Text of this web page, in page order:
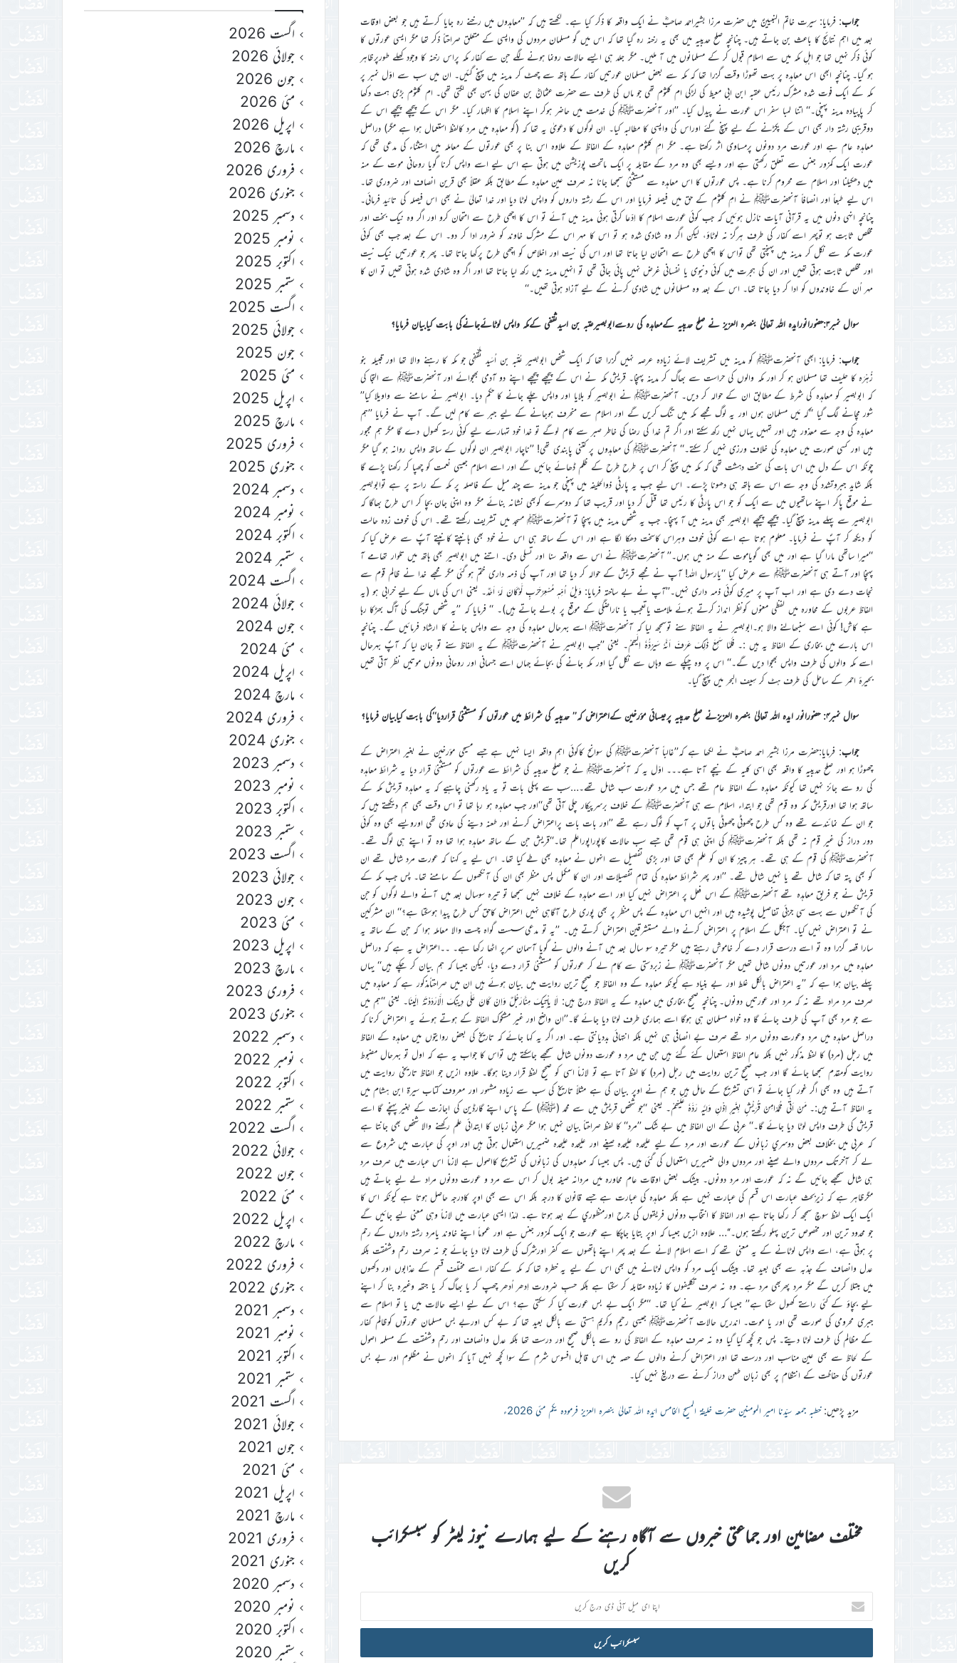
جواب: فرمایا: سیرت خاتم النبیینؐ میں حضرت مرزا بشیراحمد صاحبؓ نے ایک واقعہ کا ذکر کیا ہے۔ لکھتے ہیں کہ ’’معاہدوں میں رخنے رہ جایا کرتے ہیں جو بعض اوقات
بعد میں اہم نتائج کا باعث بن جاتے ہیں۔ چنانچہ صلح حدیبیہ میں بھی یہ رخنہ رہ گیا تھا کہ اس میں گو مسلمان مردوں کی واپسی کے متعلق صراحتاً ذکر تھا مگر ایسی عورتوں کا
کوئی ذکر نہیں تھا جو اہلِ مکہ میں سے اسلام قبول کر کے مسلمانوں میں آ ملیں۔ مگر جلد ہی ایسے حالات رونما ہونے لگے جن سے کفار مکہ پراس رخنہ کا وجود کھلے طورپرظاہر
ہو گیا۔ چنانچہ ابھی اس معاہدہ پر بہت تھوڑا وقت گزرا تھا کہ مکہ سے بعض مسلمان عورتیں کفار کے ہاتھ سے چھٹ کر مدینہ میں پہنچ گئیں۔ ان میں سب سے اوّل نمبر پر
مکہ کے ایک فوت شدہ مشرک رئیس عقبہ ابن ابی معیط کی لڑکی ام کلثوم تھی جو ماں کی طرف سے حضرت عثمانؓ بن عفان کی بہن بھی لگتی تھی۔ ام کلثوم بڑی ہمت دکھا
کر پاپیادہ مدینہ پہنچی۔‘‘ اتنا لمبا سفر اس عورت نے پیدل کیا۔ ’’اور آنحضرتﷺ کی خدمت میں حاضر ہوکر اپنے اسلام کا اظہار کیا۔ مگر اس کے پیچھے پیچھے اس کے
دوقریبی رشتہ دار بھی اس کے پکڑنے کے لیے پہنچ گئے اوراس کی واپسی کا مطالبہ کیا۔ ان لوگوں کا دعویٰ یہ تھا کہ (گو معاہدہ میں مرد کالفظ استعمال ہوا ہے مگر) دراصل
معاہدہ عام ہے اور عورت مرد دونوں پرمساوی اثر رکھتا ہے۔ مگر امِ کلثوم معاہدہ کے الفاظ کے علاوہ اس بنا پر بھی عورتوں کے معاملہ میں استثناء کی مدعی تھی کہ
عورت ایک کمزور جنس سے تعلق رکھتی ہے اور ویسے بھی وہ مرد کے مقابلہ پر ایک ماتحت پوزیشن میں ہوتی ہے اس لیے اسے واپس کرنا گویا روحانی موت کے منہ
میں دھکیلنا اور اسلام سے محروم کرنا ہے۔ پس عورتوں کا اس معاہدہ سے مستثنیٰ سمجھا جانا نہ صرف عین معاہدہ کے مطابق بلکہ عقلاً بھی قرین انصاف اور ضروری تھا۔
اس لیے طبعاً اور انصافاً آنحضرتﷺ نے امِ کلثوم کے حق میں فیصلہ فرمایا اور اس کے رشتہ داروں کو واپس لوٹا دیا اور خدا تعالیٰ نے بھی اس فیصلہ کی تائید فرمائی۔
چنانچہ انہی دنوں میں یہ قرآنی آیات نازل ہوئیں کہ جب کوئی عورت اسلام کا اِدّعا کرتی ہوئی مدینہ میں آئے تو اس کا اچھی طرح سے امتحان کرو اور اگر وہ نیک بخت اور
مخلص ثابت ہو توپھر اسے کفار کی طرف ہرگز نہ لوٹاؤ، لیکن اگر وہ شادی شدہ ہو تو اس کا مہر اس کے مشرک خاوند کو ضرور ادا کر دو۔ اس کے بعد جب بھی کوئی
عورت مکہ سے نکل کر مدینہ میں پہنچتی تھی تواس کا اچھی طرح سے امتحان لیا جاتا تھا اور اس کی نیت اور اخلاص کو اچھی طرح پرکھا جاتا تھا۔ پھر جو عورتیں نیک نیت
اور مخلص ثابت ہوتی تھیں اور ان کی ہجرت میں کوئی دنیوی یا نفسانی غرض نہیں پائی جاتی تھی تو انہیں مدینہ میں رکھ لیا جاتا تھا اور اگر وہ شادی شدہ ہوتی تھیں تو ان کا
مہر اُن کے خاوندوں کو ادا کر دیا جاتا تھا۔ اس کے بعد وہ مسلمانوں میں شادی کرنے کے لیے آزاد ہوتی تھیں۔‘‘
سوال نمبر۳:حضورانورایدہ اللہ تعالیٰ بنصرہ العزیز نے صلح حدیبیہ کےمعاہدہ کی روسےابوبصیرعتبہ بن اسیدثقفی کےمکہ واپس لوٹائےجانےکی بابت کیابیان فرمایا؟
جواب: فرمایا: ابھی آنحضرتﷺ کو مدینہ میں تشریف لائے زیادہ عرصہ نہیں گزرا تھا کہ ایک شخص ابوبصیر عُتْبہ بن اُسَید ثَقْفِی جو مکہ کا رہنے والا تھا اور قبیلہ بنو
زُہْرَہ کا حلیف تھا مسلمان ہو کر اور مکہ والوں کی حراست سے بھاگ کر مدینہ پہنچا۔ قریش مکہ نے اس کے پیچھے پیچھے اپنے دو آدمی بھجوائے اور آنحضرتﷺ سے التجا کی
کہ ابوبصیر کو معاہدہ کی شرط کے مطابق ان کے حوالہ کر دیں۔ آنحضرتﷺ نے ابوبصیر کو بلایا اور واپس چلے جانے کا حکم دیا۔ ابوبصیر نے سامنے سے واویلا کیا’’
شور مچانے لگ گیا ‘‘کہ مَیں مسلمان ہوں اور یہ لوگ مجھے مکہ میں تنگ کریں گے اور اسلام سے منحرف ہوجانے کے لیے جبر سے کام لیں گے۔ آپ نے فرمایا ’’ہم
معاہدہ کی وجہ سے معذور ہیں اور تمہیں یہاں نہیں رکھ سکتے اور اگر تم خدا کی رضا کی خاطر صبر سے کام لوگے تو خدا خود تمہارے لیے کوئی رستہ کھول دے گا مگر ہم مجبور
ہیں اور کسی صورت میں معاہدہ کی خلاف ورزی نہیں کر سکتے۔‘‘ آنحضرتﷺ کی معاہدوں پر کتنی پابندی تھی! ’’ناچار ابوبصیر ان لوگوں کے ساتھ واپس روانہ ہو گیا مگر
چونکہ اس کے دل میں اس بات کی سخت دہشت تھی کہ مکہ میں پہنچ کر اس پر طرح طرح کے ظلم ڈھائے جائیں گے اور اسے اسلام جیسی نعمت کو چھپا کر رکھنا پڑے گا
بلکہ شاید جبروتشدد کی وجہ سے اس سے ہاتھ ہی دھونا پڑے۔ اس لیے جب یہ پارٹی ذوالحلیفہ میں پہنچی جو مدینہ سے چند میل کے فاصلہ پر مکہ کے راستہ پر ہے توابوبصیر
نے موقع پاکر اپنے ساتھیوں میں سے ایک کو جو اس پارٹی کا رئیس تھا قتل کر دیا اور قریب تھا کہ دوسرے کوبھی نشانہ بنائے مگر وہ اپنی جان بچا کر اس طرح بھاگا کہ
ابوبصیر سے پہلے مدینہ پہنچ گیا۔ پیچھے پیچھے ابوبصیر بھی مدینہ میں آ پہنچا۔ جب یہ شخص مدینہ میں پہنچا تو آنحضرتﷺ مسجد میں تشریف رکھتے تھے۔ اس کی خوف زدہ حالت
کو دیکھ کر آپؐ نے فرمایا۔ معلوم ہوتا ہے اسے کوئی خوف وہراس کاسخت دھکا لگا ہے اور اس کے ساتھ ہی اس نے خود بھی ہانپتے کانپتے آپؐ سے عرض کیا کہ
‘‘میرا ساتھی مارا گیا ہے اور میں بھی گویاموت کے منہ میں ہوں۔’’ آنحضرتﷺ نے اس سے واقعہ سنا اور تسلی دی۔ اتنے میں ابوبصیر بھی ہاتھ میں تلوار تھامے آ
پہنچا اور آتے ہی آنحضرتﷺ سے عرض کیا ‘‘یارسول اللہ! آپ نے مجھے قریش کے حوالہ کر دیا تھا اور آپ کی ذمہ داری ختم ہو گئی مگر مجھے خدا نے ظالم قوم سے
نجات دے دی ہے اور اب آپ پر میری کوئی ذمہ داری نہیں۔’’آپ نے بے ساختہ فرمایا: وَیلُ اُمِّہٖ مُسْعِرُحَرْبٍ لَّوْکَانَ لَہٗ اَحَدٌ۔ یعنی اس کی ماں کے لیے خرابی ہو (یہ
الفاظ عربوں کے محاورہ میں لفظی معنوں کونظر انداز کرتے ہوئے ملامت یاتعجب یا ناراضگی کے موقع پر بولے جاتے ہیں)۔ ‘‘ فرمایا کہ ’’یہ شخص توجنگ کی آگ بھڑکا رہا
ہے کاش! کوئی اسے سنبھالنے والا ہو۔ابوبصیر نے یہ الفاظ سنے توسمجھ لیا کہ آنحضرتﷺ اسے بہرحال معاہدہ کی وجہ سے واپس جانے کا ارشاد فرمائیں گے۔ چنانچہ
اس بارے میں بخاری کے الفاظ یہ ہیں :۔ فَلَمَّا سَمِعَ ذٰلِکَ عَرَفَ اَنَّہٗ سَیرُدُّہٗ اِلَیھِمْ۔ یعنی ’’جب ابوبصیر نے آنحضرتﷺ کے یہ الفاظ سنے تو جان لیا کہ آپؐ بہرحال
اسے مکہ والوں کی طرف واپس بھجوا دیں گے۔‘‘ اس پر وہ چپکے سے وہاں سے نکل گیا اور مکہ جانے کی بجائے جہاں اسے جسمانی اور روحانی دونوں موتیں نظر آتی تھیں
بحیرۂ احمر کے ساحل کی طرف ہٹ کر سِیف البحر میں پہنچ گیا۔
سوال نمبر۴: حضورانور ایدہ اللہ تعالیٰ بنصرہ العزیزنے صلح حدیبیہ پرعیسائی مؤرخین کےاعتراض کہ’’ حدیبیہ کی شرائط میں عورتوں کو مستثنیٰ قراردیا‘‘کی بابت کیابیان فرمایا؟
جواب: فرمایا:حضرت مرزا بشیر احمد صاحبؓ نے لکھا ہے کہ’’غالباً آنحضرتﷺ کی سوانح کاکوئی اہم واقعہ ایسا نہیں ہے جسے مسیحی مؤرخین نے بغیر اعتراض کے
چھوڑا ہو اور صلح حدیبیہ کا واقعہ بھی اسی کلیہ کے نیچے آتا ہے۔۔۔ اوّل یہ کہ آنحضرتﷺ نے جو صلح حدیبیہ کی شرائط سے عورتوں کو مستثنیٰ قرار دیا یہ شرائط معاہدہ
کی رو سے جائز نہیں تھا کیونکہ معاہدہ کے الفاظ عام تھے جس میں مرد عورت سب شامل تھے۔…سب سے پہلی بات تو یہ یاد رکھنی چاہیے کہ یہ معاہدہ قریش مکہ کے
ساتھ ہوا تھا اورقریش مکہ وہ قوم تھی جو ابتداء اسلام سے ہی آنحضرتﷺ کے خلاف برسرپیکار چلی آتی تھی‘‘اور جب معاہدہ ہو رہا تھا تو اس وقت بھی ہم دیکھتے ہیں کہ
جو ان کے نمائندے تھے وہ کس طرح چھوٹی چھوٹی باتوں پر آپ کو ٹوک رہے تھے ’’اور بات بات پراعتراض کرنے اور طعنہ دینے کی عادی تھی اورویسے بھی وہ کوئی
دور دراز کی غیر قوم نہ تھی بلکہ آنحضرتﷺ کی اپنی ہی قوم تھی جسے سب حالات کاپوراپوراعلم تھا۔‘‘قریش جن کے ساتھ معاہدہ ہوا تھا وہ تو اپنے ہی لوگ تھے۔
آنحضرتﷺ کی قوم کے ہی تھے۔ ہر چیز کا ان کو علم بھی تھا اور بڑی تفصیل سے انہوں نے معاہدہ بھی طے کیا تھا۔ اس لیے یہ کہنا کہ عورت مرد شامل تھے ان
کو بھی پتہ تھا کہ شامل تھے یا نہیں شامل تھے۔ ’’اور پھر شرائط معاہدہ کی تمام تفصیلات اور ان کا مکمل پس منظر بھی ان کی آنکھوں کے سامنے تھا۔ پس جب مکہ کے
قریش نے جو فریق معاہدہ تھے آنحضرتﷺ کے اس فعل پر اعتراض نہیں کیا اور اسے معاہدہ کے خلاف نہیں سمجھا تو تیرہ سوسال بعد میں آنے والے لوگوں کو جن
کی آنکھوں سے بہت سی جزئی تفاصیل پوشیدہ ہیں اور انہیں اس معاہدہ کے پس منظر پر بھی پوری طرح آگاہی نہیں اعتراض کاحق کس طرح پیدا ہوسکتا ہے؟‘‘ ان مشرکین
نے تو اعتراض نہیں کیا۔ آجکل کے اسلام پر اعتراض کرنے والے مستشرقین اعتراض کرتے ہیں۔ ’’یہ تو مدعی سست گواہ چست والا معاملہ ہوا کہ جن کے ساتھ یہ
سارا قصہ گزرا وہ تو اسے درست قرار دے کر خاموش رہتے ہیں مگر تیرہ سو سال بعد میں آنے والوں نے گویا آسمان سرپر اٹھا رکھا ہے۔ ۔۔اعتراض یہ ہے کہ دراصل
معاہدہ میں مرد اور عورتیں دونوں شامل تھیں مگر آنحضرتﷺ نے زبردستی سے کام لے کر عورتوں کو مستثنیٰ قرار دے دیا، لیکن جیسا کہ ہم بیان کر چکے ہیں‘‘ یہاں
پہلے بیان ہوا ہے کہ ’’یہ اعتراض بالکل غلط اور بے بنیاد ہے کیونکہ معاہدہ کے وہ الفاظ جو صحیح ترین روایت میں بیان ہوئے ہیں ان میں صراحتاًمذکور ہے کہ معاہدہ میں
صرف مرد مراد تھے نہ کہ مرد اور عورتیں دونوں۔ چنانچہ صحیح بخاری میں معاہدہ کے یہ الفاظ درج ہیں: لَا یاْتِیکَ مِنَّارَجُلٌ وَاِنْ کَانَ عَلٰی دِینِکَ اِلَّارَدَدْتَہٗ اِلَینَا۔ یعنی ‘‘ہم میں
سے جو مرد بھی آپ کی طرف جائے گا وہ خواہ مسلمان ہی ہوگا اسے ہماری طرف لوٹا دیا جائے گا۔’’ان واضح اور غیر مشکوک الفاظ کے ہوتے ہوئے یہ اعتراض کرنا کہ
دراصل معاہدہ میں مرد وعورت دونوں مراد تھے صرف بے انصافی ہی نہیں بلکہ انتہائی بددیانتی ہے۔ اور اگر یہ کہا جائے کہ تاریخ کی بعض روایتوں میں معاہدہ کے الفاظ
میں رجل (مرد) کا لفظ مذکور نہیں بلکہ عام الفاظ استعمال کئے گئے ہیں جن میں مرد و عورت دونوں شامل سمجھے جاسکتے ہیں تواس کا جواب یہ ہے کہ اول تو بہرحال مضبوط
روایت کومقدم سمجھا جائے گا اور جب صحیح ترین روایت میں رجل (مرد) کا لفظ آتا ہے تو لازماً اسی کو صحیح لفظ قرار دینا ہوگا۔ علاوہ ازیں جو الفاظ تاریخی روایت میں
آتے ہیں وہ بھی اگر غور کیا جائے تو اسی تشریح کے حامل ہیں جو ہم نے اوپر بیان کی ہے مثلاً تاریخ کی سب سے زیادہ مشہور اور معروف کتاب سیرة ابن ہشام میں
یہ الفاظ آتے ہیں:۔ مَنْ اَتٰی مُحَمَّدًامِنْ قُرَیْشٍ بِغَیرِ اِذْنِ وَلِیَّہٖ رَدَّہٗ عَلَیْھِمْ۔ یعنی ‘‘جو شخص قریش میں سے محمد (ﷺ) کے پاس اپنے گارڈین کی اجازت کے بغیر پہنچے گا اسے
قریش کی طرف واپس لوٹا دیا جائے گا۔‘‘ عربي کے ان الفاظ ميں بے شک ’’مرد‘‘ کا لفظ صراحتاً بيان نہيں ہوا مگر عربي زبان کا ابتدائي علم رکھنے والا شخص بھي جانتا ہے
کہ عربي ميں بخلاف بعض دوسري زبانوں کے عورت اور مرد کے ليے عليحدہ عليحدہ صيغے اور عليحدہ عليحدہ ضميريں استعمال ہوتي ہيں اور اوپر کي عبارت ميں شروع سے
لے کر آخرتک مردوں والے صيغے اور مردوں والي ضميريں استعمال کي گئي ہيں۔ پس جيسا کہ معاہدوں کي زبانوں کي تشريح کااصول ہے لازماً اس عبارت ميں صرف مرد
ہي شامل سمجھے جائيں گے نہ کہ عورت اور مرد دونوں۔ بيشک بعض اوقات عام محاورہ ميں مردانہ صيغہ بول کر اس سے مرد و عورت دونوں مراد لے ليے جاتے ہيں
مگرظاہر ہے کہ زيرِبحث عبارت اس قسم کي عبارت نہيں ہے بلکہ معاہدہ کي عبارت ہے جسے قانون کا درجہ بلکہ اس سے بھي اوپر کادرجہ حاصل ہوتا ہے کيونکہ اس کا
ايک ايک لفظ سوچ سمجھ کر رکھا جاتا ہے اور الفاظ کا انتخاب دونوں فريقوں کي جرح اورمنظوري کے بعد ہوتا ہے۔ لہٰذا ايسي عبارت ميں لازماً وہي معني ليے جائيں گے
جو محدود ترين اور مخصوص ترين پہلو رکھتے ہوں۔‘‘… علاوہ ازيں جيسا کہ اوپر بتايا جاچکا ہے عورت جو ایک کمزور جنس ہے اور عموماً اپنے خاوند یامرد رشتہ داروں کے رحم
پر ہوتی ہے، اسے واپس لوٹانے کے یہ معنی تھے کہ اسے اسلام لانے کے بعد پھر اپنے ہاتھوں سے کفر اورشرک کی طرف لوٹا دیا جائے جو نہ صرف رحم وشفقت بلکہ
عدل وانصاف کے جذبہ سے بھی بعید تھا۔ بیشک ایک مرد کو واپس لوٹانے میں بھی اس کے لیے یہ خطرہ تھا کہ مکہ کے کفار اسے مختلف قسم کے عذابوں اور دکھوں
میں مبتلا کریں گے مگر مرد پھربھی مرد ہے۔ وہ نہ صرف تکلیفوں کا زیادہ مقابلہ کر سکتا ہے بلکہ حسبِ ضرورت اِدھر اُدھر چھپ کر یا بھاگ کر یا جتھہ وغیرہ بنا کر اپنے
لیے بچاؤ کے کئی راستے کھول سکتا ہے’’ جیسا کہ ابوبصیر نے کیا تھا۔ ‘‘مگر ایک بے بس عورت کیا کر سکتی ہے؟ اس کے لیے ایسے حالات میں یا تو اسلام سے
جبری محرومی کی صورت تھی اور یا موت۔ اندریں حالات آنحضرتﷺ جیسی رحیم وکریم ہستی سے بالکل بعید تھا کہ بے کس اوربے بس مسلمان عورتوں کوظالم کفار
کے مظالم کی طرف لوٹا دیتے۔ پس جو کچھ کیا گیا وہ نہ صرف معاہدہ کے الفاظ کی رو سے بالکل صحیح اور درست تھا بلکہ عدل وانصاف اور رحم وشفقت کے مسلمہ اصول
کے لحاظ سے بھی عین مناسب اور درست تھا اور اعتراض کرنے والوں کے حصہ میں اس قابل افسوس شرم کے سوا کچھ نہیں آیا کہ انہوں نے مظلوم اور بے بس
عورتوں کی حفاظت کے انتظام پر بھی زبان طعن دراز کرنے سے دریغ نہیں کیا۔
مزید پڑھیں:خطبہ جمعہ سیّدنا امیر المومنین حضرت خلیفۃ المسیح الخامس ایّدہ اللہ تعالیٰ بنصرہ العزیز فرمودہ یکم مئی 2026ء
مختلف مضامین اور جماعتی خبروں سے آگاہ رہنے کے لیے ہمارے نیوز لیٹر کو سبسکرائب
کریں
اپنا
ای
میل
ڈی
اگست 2026
جولائی 2026
جون 2026
مئی 2026
اپریل 2026
مارچ 2026
فروری 2026
جنوری 2026
دسمبر 2025
نومبر 2025
اکتوبر 2025
ستمبر 2025
اگست 2025
جولائی 2025
جون 2025
مئی 2025
اپریل 2025
مارچ 2025
فروری 2025
جنوری 2025
دسمبر 2024
نومبر 2024
اکتوبر 2024
ستمبر 2024
اگست 2024
جولائی 2024
جون 2024
مئی 2024
اپریل 2024
مارچ 2024
فروری 2024
جنوری 2024
دسمبر 2023
نومبر 2023
اکتوبر 2023
ستمبر 2023
اگست 2023
جولائی 2023
جون 2023
مئی 2023
اپریل 2023
مارچ 2023
فروری 2023
جنوری 2023
دسمبر 2022
نومبر 2022
اکتوبر 2022
ستمبر 2022
اگست 2022
جولائی 2022
جون 2022
مئی 2022
اپریل 2022
مارچ 2022
فروری 2022
جنوری 2022
دسمبر 2021
نومبر 2021
اکتوبر 2021
ستمبر 2021
اگست 2021
جولائی 2021
جون 2021
مئی 2021
اپریل 2021
مارچ 2021
فروری 2021
جنوری 2021
دسمبر 2020
نومبر 2020
اکتوبر 2020
ستمبر 2020